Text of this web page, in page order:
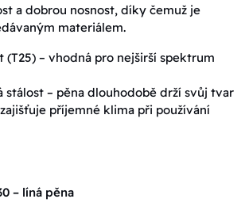
a dobrou nosnost, díky čemuž je
materiálem.
(T25) – vhodná pro nejširší spektrum
stálost – pěna dlouhodobě drží svůj tvar
příjemné klima při používání
– líná pěna